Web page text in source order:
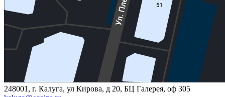
248001, г. Калуга, ул Кирова, д 20, БЦ Галерея, оф 305